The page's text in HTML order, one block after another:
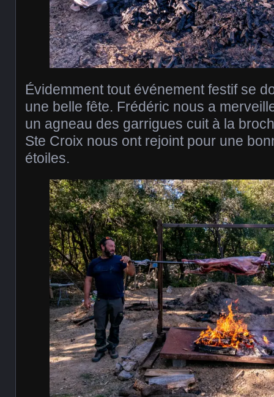
Évidemment tout événement festif se
une belle fête. Frédéric nous a
un agneau des garrigues cuit à la
Ste Croix nous ont rejoint pour une
étoiles.